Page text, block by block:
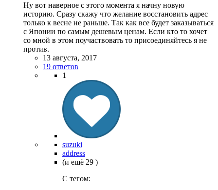
Ну вот наверное с этого момента я начну новую
историю. Сразу скажу что желание восстановить адрес
только к весне не раньше. Так как все будет заказываться
с Японии по самым дешевым ценам. Если кто то хочет
со мной в этом поучаствовать то присоединяйтесь я не
против.
13 августа, 2017
19 ответов
1
suzuki
address
(и ещё 29 )
C тегом: